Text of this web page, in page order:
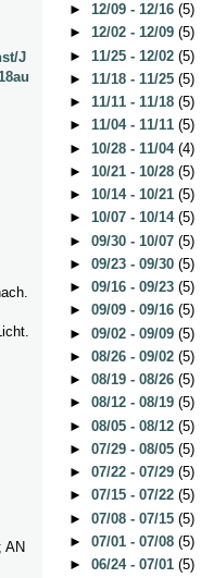
J
AN
► 12/09 - 12/16 (5)
► 12/02 - 12/09 (5)
► 11/25 - 12/02 (5)
► 11/18 - 11/25 (5)
► 11/11 - 11/18 (5)
► 11/04 - 11/11 (5)
► 10/28 - 11/04 (4)
► 10/21 - 10/28 (5)
► 10/14 - 10/21 (5)
► 10/07 - 10/14 (5)
► 09/30 - 10/07 (5)
► 09/23 - 09/30 (5)
► 09/16 - 09/23 (5)
► 09/09 - 09/16 (5)
► 09/02 - 09/09 (5)
► 08/26 - 09/02 (5)
► 08/19 - 08/26 (5)
► 08/12 - 08/19 (5)
► 08/05 - 08/12 (5)
► 07/29 - 08/05 (5)
► 07/22 - 07/29 (5)
► 07/15 - 07/22 (5)
► 07/08 - 07/15 (5)
► 07/01 - 07/08 (5)
► 06/24 - 07/01 (5)